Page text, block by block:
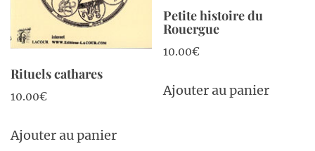
Rituels cathares
10.00€
Ajouter au panier
Petite histoire du
Rouergue
10.00€
Ajouter au panier